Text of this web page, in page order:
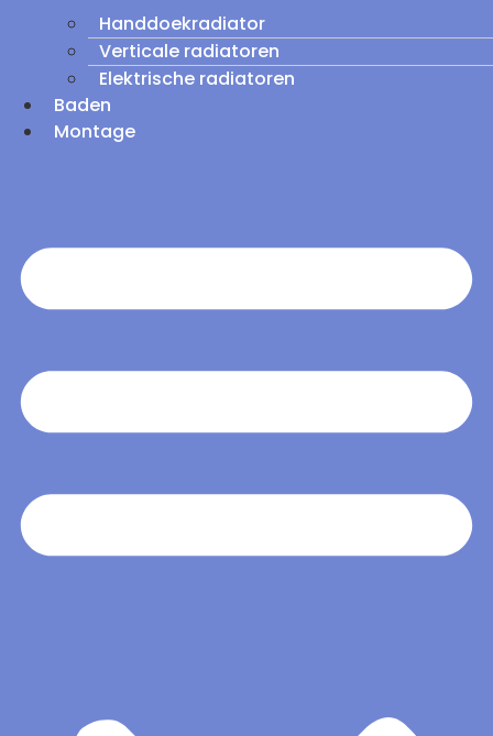
Handdoekradiator
Verticale radiatoren
Elektrische radiatoren
Baden
Montage